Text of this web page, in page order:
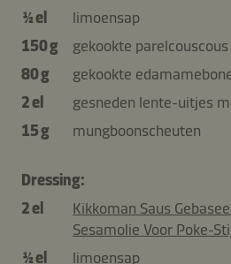
½ el
limoensap
150 g
gekookte parelcouscous
80 g
gekookte
2 el
gesneden lente-uitjes
15 g
mungboonscheuten
Dressing:
2 el
Kikkoman Saus
Sesamolie Voor Poke-
½ el
limoensap